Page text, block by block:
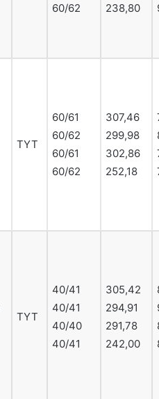
60/62
238,80
TYT
60/61
60/62
60/61
60/62
307,46
299,98
302,86
252,18
TYT
40/41
40/41
40/40
40/41
305,42
294,91
291,78
242,00